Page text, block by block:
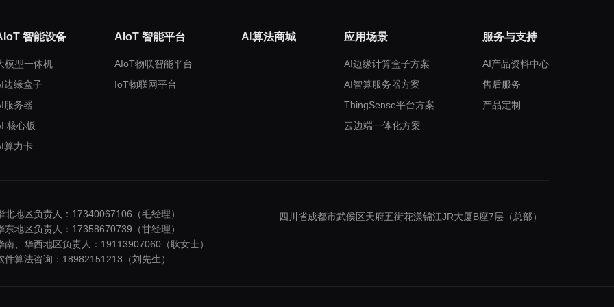
智能设备
模型一体机
边缘盒子
服务器
核心板
算力卡
AIoT 智能平台
AIoT物联智能平台
IoT物联网平台
AI算法商城 应用场景
AI边缘计算盒子方案
AI智算服务器方案
ThingSense平台方案
云边端一体化方案
服务与支持
AI产品资料中心
售后服务
产品定制
北地区负责人：17340067106（毛经理）
东地区负责人：17358670739（甘经理）
南、华西地区负责人：19113907060（耿女士）
件算法咨询：18982151213（刘先生）
四川省成都市武侯区天府五街花漾锦江JR大厦B座7层（总部）